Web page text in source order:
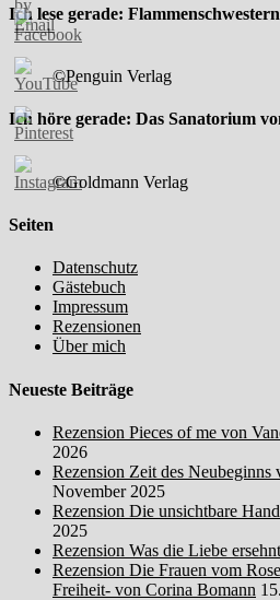
Ich lese gerade:
©Penguin Verlag
Ich höre gerade: Das Sanatorium
©Goldmann Verlag
Seiten
Datenschutz
Gästebuch
Impressum
Rezensionen
Über mich
Neueste Beiträge
Rezension Pieces of me von
2026
Rezension Zeit des Neubeginns
November 2025
Rezension Die unsichtbare
2025
Rezension Was die Liebe
Rezension Die Frauen vom
Freiheit- von Corina Bomann